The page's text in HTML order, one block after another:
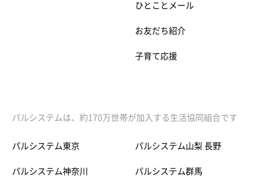
ひとことメール
お友だち紹介
子育て応援
パルシステムは、約170万世帯が加入する生活協同組合です
パルシステム東京
パルシステム神奈川
パルシステム山梨 長野
パルシステム群馬